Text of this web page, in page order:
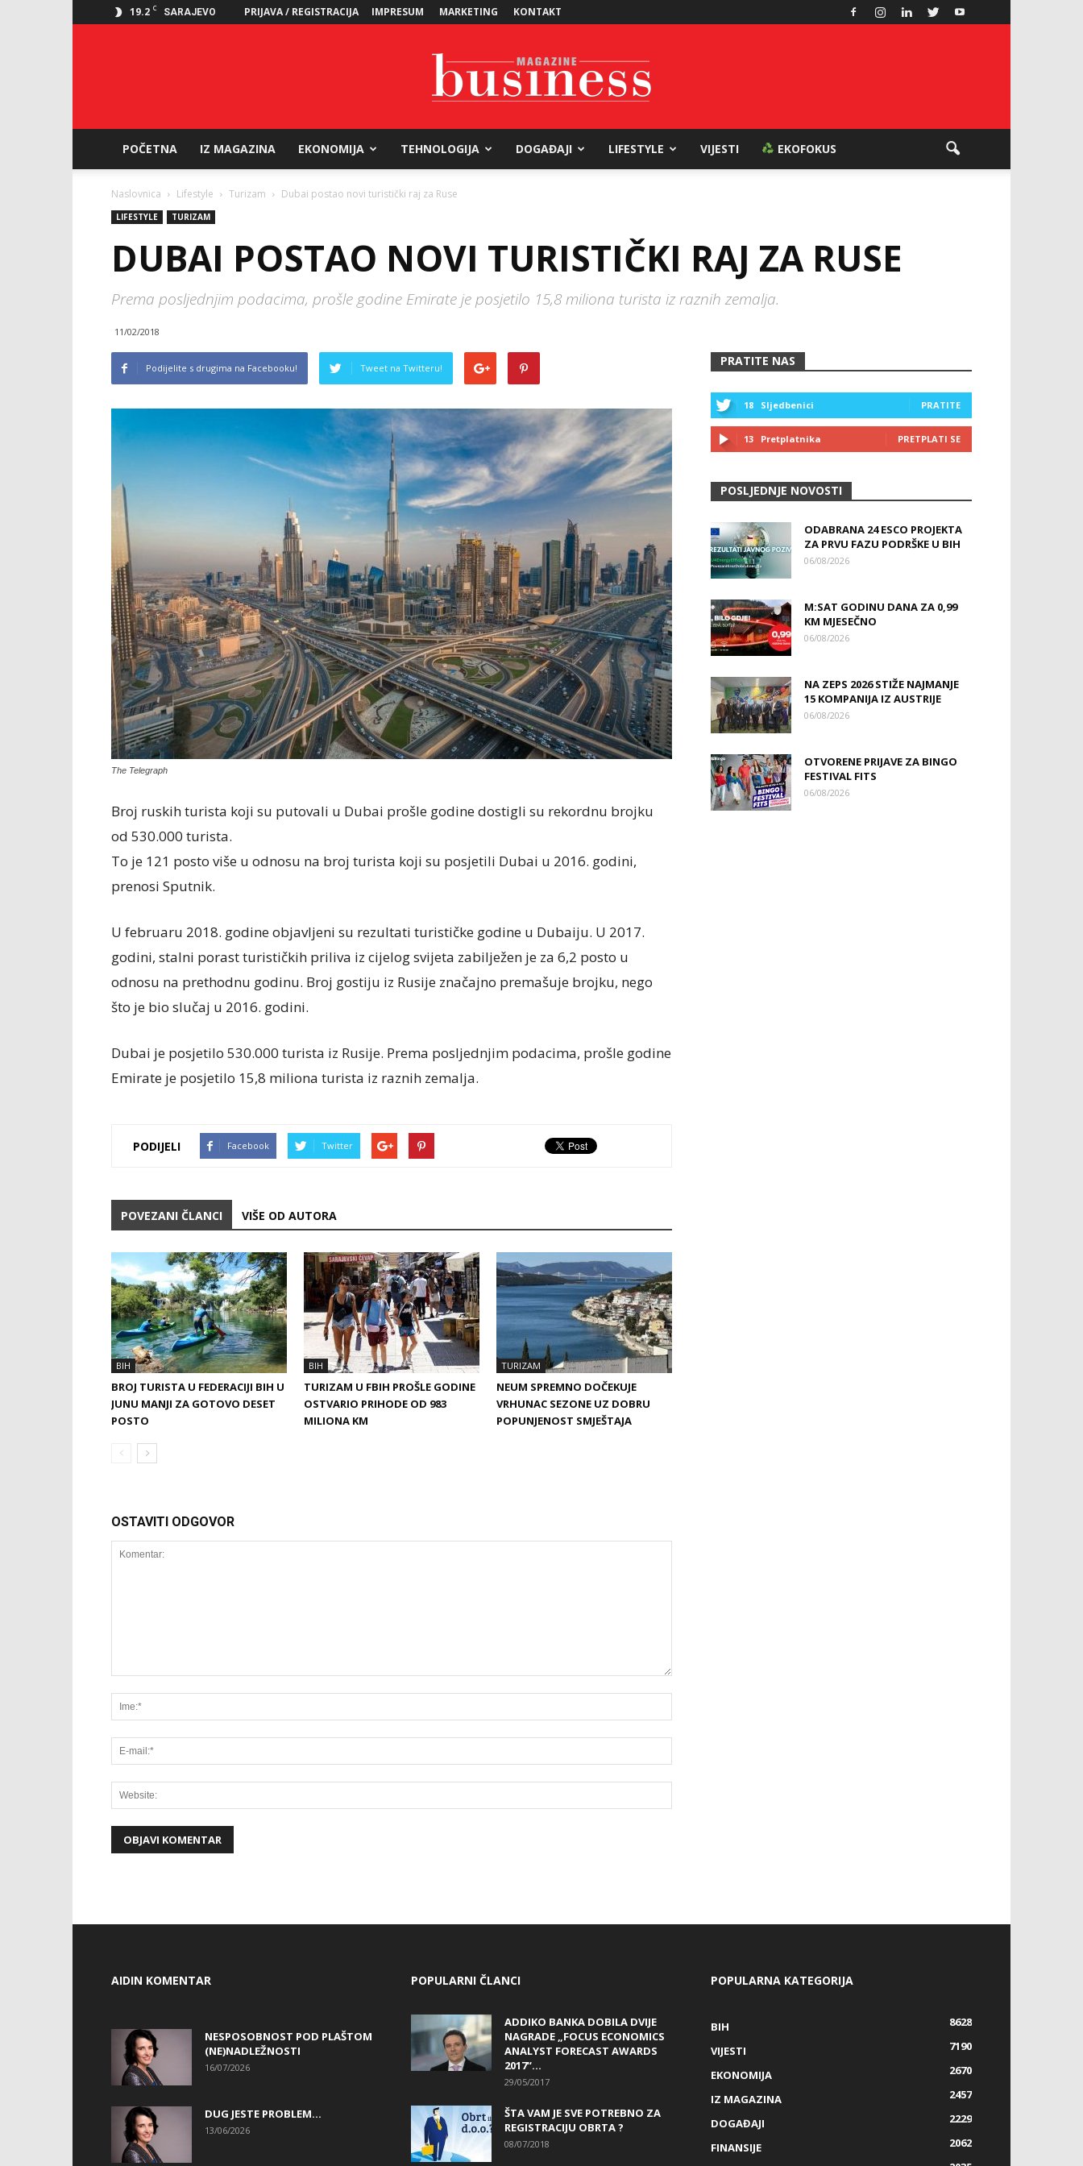
19.2 C SARAJEVO PRIJAVA / REGISTRACIJA IMPRESUM MARKETING KONTAKT
Magazine
POČETNA IZ MAGAZINA EKONOMIJA TEHNOLOGIJA DOGAĐAJI LIFESTYLE VIJESTI EKOFOKUS
Naslovnica Lifestyle Turizam Dubai postao novi turistički raj za Ruse
LIFESTYLE TURIZAM
DUBAI POSTAO NOVI TURISTIČKI RAJ ZA RUSE
Prema posljednjim podacima, prošle godine Emirate je posjetilo 15,8 miliona turista iz raznih zemalja.
11/02/2018
Podijelite s drugima na Facebooku! Tweet na Twitteru!
The Telegraph
Broj ruskih turista koji su putovali u Dubai prošle godine dostigli su rekordnu brojku
od 530.000 turista.
To je 121 posto više u odnosu na broj turista koji su posjetili Dubai u 2016. godini,
prenosi Sputnik.
U februaru 2018. godine objavljeni su rezultati turističke godine u Dubaiju. U 2017.
godini, stalni porast turističkih priliva iz cijelog svijeta zabilježen je za 6,2 posto u
odnosu na prethodnu godinu. Broj gostiju iz Rusije značajno premašuje brojku, nego
što je bio slučaj u 2016. godini.
Dubai je posjetilo 530.000 turista iz Rusije. Prema posljednjim podacima, prošle godine
Emirate je posjetilo 15,8 miliona turista iz raznih zemalja.
PODIJELI Facebook Twitter
POVEZANI ČLANCI VIŠE OD AUTORA
BIH
BROJ TURISTA U FEDERACIJI BIH U
JUNU MANJI ZA GOTOVO DESET
POSTO
BIH
TURIZAM U FBIH PROŠLE GODINE
OSTVARIO PRIHODE OD 983
MILIONA KM
TURIZAM
NEUM SPREMNO DOČEKUJE
VRHUNAC SEZONE UZ DOBRU
POPUNJENOST SMJEŠTAJA
OSTAVITI ODGOVOR
PRATITE NAS
18 Sljedbenici PRATITE
13 Pretplatnika PRETPLATI SE
POSLJEDNJE NOVOSTI
ODABRANA 24 ESCO PROJEKTA
ZA PRVU FAZU PODRŠKE U BIH
06/08/2026
M:SAT GODINU DANA ZA 0,99
KM MJESEČNO
06/08/2026
NA ZEPS 2026 STIŽE NAJMANJE
15 KOMPANIJA IZ AUSTRIJE
06/08/2026
OTVORENE PRIJAVE ZA BINGO
FESTIVAL FITS
06/08/2026
AIDIN KOMENTAR
NESPOSOBNOST POD PLAŠTOM
(NE)NADLEŽNOSTI
16/07/2026
DUG JESTE PROBLEM…
13/06/2026
POPULARNI ČLANCI
ADDIKO BANKA DOBILA DVIJE
NAGRADE „FOCUS ECONOMICS
ANALYST FORECAST AWARDS
2017“...
29/05/2017
ŠTA VAM JE SVE POTREBNO ZA
REGISTRACIJU OBRTA ?
08/07/2018
POPULARNA KATEGORIJA
BIH
8628
VIJESTI
7190
EKONOMIJA
2670
IZ MAGAZINA
2457
DOGAĐAJI
2229
FINANSIJE
2062